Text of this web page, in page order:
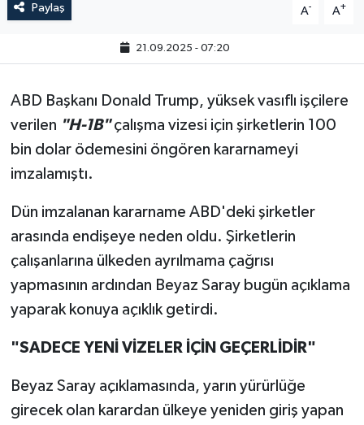
Paylaş A- A+
21.09.2025 - 07:20
ABD Başkanı Donald Trump, yüksek vasıflı işçilere
verilen "H-1B"çalışma vizesi için şirketlerin 100
bin dolar ödemesini öngören kararnameyi
imzalamıştı.
Dün imzalanan kararname ABD'deki şirketler
arasında endişeye neden oldu. Şirketlerin
çalışanlarına ülkeden ayrılmama çağrısı
yapmasının ardından Beyaz Saray bugün açıklama
yaparak konuya açıklık getirdi.
"SADECE YENİ VİZELER İÇİN GEÇERLİDİR"
Beyaz Saray açıklamasında, yarın yürürlüğe
girecek olan karardan ülkeye yeniden giriş yapan